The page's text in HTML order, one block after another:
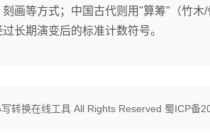
画等方式；中国古代则用"算筹"（竹
长期演变后的标准计数符号。
转换在线工具 All Rights Reserved 蜀ICP备